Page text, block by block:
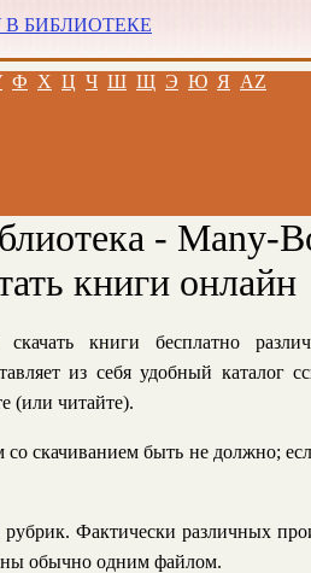
БИБЛИОТЕКЕ
Ф Х Ц Ч Ш Щ Э Ю Я AZ
- Many-
книги онлайн
книги бесплатно
из себя удобный каталог
(или читайте).
скачиванием быть не должно;
Фактически различных
обычно одним файлом.